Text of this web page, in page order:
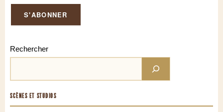
Rechercher
SCÈNES ET STUDIOS